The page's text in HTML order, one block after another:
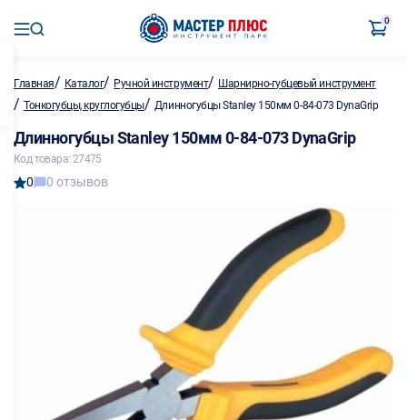
0
Главная/ Каталог/ Ручной инструмент/ Шарнирно-губцевый инструмент
/ Тонкогубцы, круглогубцы/ Длинногубцы Stanley 150мм 0-84-073 DynaGrip
Длинногубцы Stanley 150мм 0-84-073 DynaGrip
Код товара: 27475
0 0 отзывов